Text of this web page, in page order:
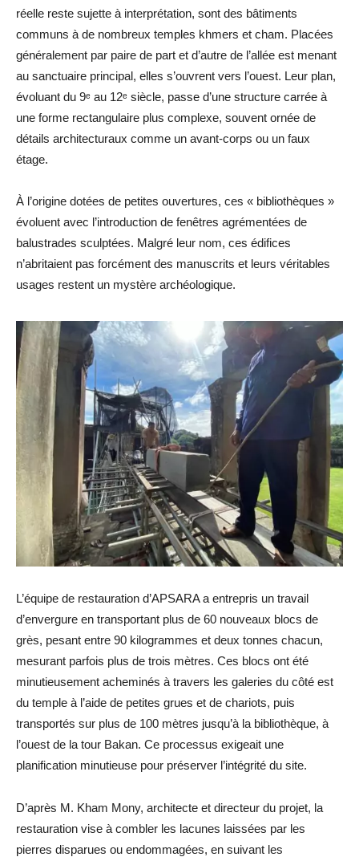
réelle reste sujette à interprétation, sont des bâtiments
communs à de nombreux temples khmers et cham. Placées
généralement par paire de part et d’autre de l’allée est menant
au sanctuaire principal, elles s’ouvrent vers l’ouest. Leur plan,
évoluant du 9ᵉ au 12ᵉ siècle, passe d’une structure carrée à
une forme rectangulaire plus complexe, souvent ornée de
détails architecturaux comme un avant-corps ou un faux
étage.
À l’origine dotées de petites ouvertures, ces « bibliothèques »
évoluent avec l’introduction de fenêtres agrémentées de
balustrades sculptées. Malgré leur nom, ces édifices
n’abritaient pas forcément des manuscrits et leurs véritables
usages restent un mystère archéologique.
L’équipe de restauration d’APSARA a entrepris un travail
d’envergure en transportant plus de 60 nouveaux blocs de
grès, pesant entre 90 kilogrammes et deux tonnes chacun,
mesurant parfois plus de trois mètres. Ces blocs ont été
minutieusement acheminés à travers les galeries du côté est
du temple à l’aide de petites grues et de chariots, puis
transportés sur plus de 100 mètres jusqu’à la bibliothèque, à
l’ouest de la tour Bakan. Ce processus exigeait une
planification minutieuse pour préserver l’intégrité du site.
D’après M. Kham Mony, architecte et directeur du projet, la
restauration vise à combler les lacunes laissées par les
pierres disparues ou endommagées, en suivant les